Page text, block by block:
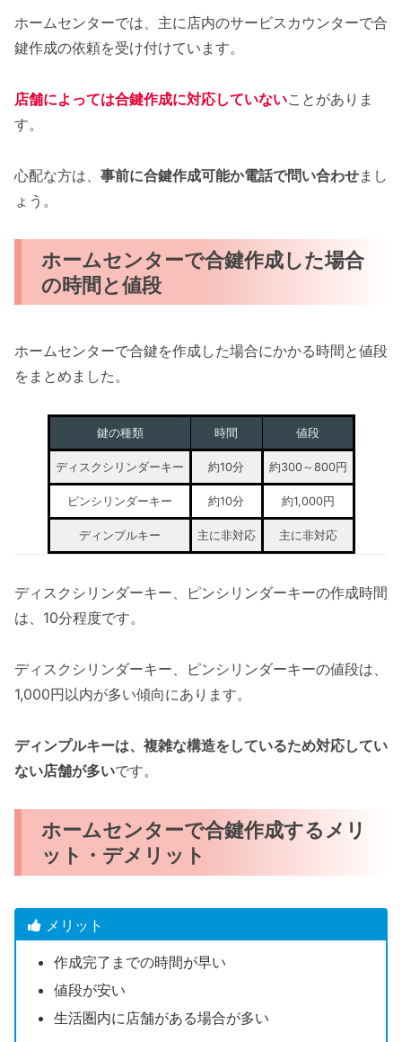
ホームセンターでは、主に店内のサービスカウンターで合
鍵作成の依頼を受け付けています。
店舗によっては合鍵作成に対応していないことがありま
す。
心配な方は、 事前に合鍵作成可能か電話で問い合わせまし
ょう。
ホームセンターで合鍵作成した場合
の時間と値段
ホームセンターで合鍵を作成した場合にかかる時間と値段
をまとめました。
鍵の種類 時間 値段
ディスクシリンダーキー 約10分 約300～800円
ピンシリンダーキー 約10分 約1,000円
ディンプルキー 主に非対応 主に非対応
ディスクシリンダーキー、ピンシリンダーキーの作成時間
は、10分程度です。
ディスクシリンダーキー、ピンシリンダーキーの値段は、
1,000円以内が多い傾向にあります。
ディンプルキーは、複雑な構造をしているため対応してい
ない店舗が多いです。
ホームセンターで合鍵作成するメリ
ット・デメリット
メリット
作成完了までの時間が早い
値段が安い
生活圏内に店舗がある場合が多い